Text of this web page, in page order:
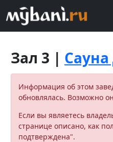
Зал 3 |
Информация об этом
обновлялась. Возможно
Если вы являетесь
странице описано, как
подтверждена".